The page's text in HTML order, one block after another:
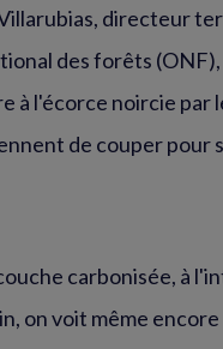
directeur
des forêts (ONF),
à l'écorce noircie par
de couper pour
carbonisée, à
on voit même